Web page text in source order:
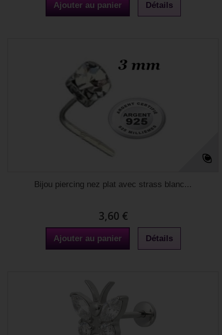
Ajouter au panier Détails
Bijou piercing nez plat avec strass blanc...
3,60 €
Ajouter au panier Détails